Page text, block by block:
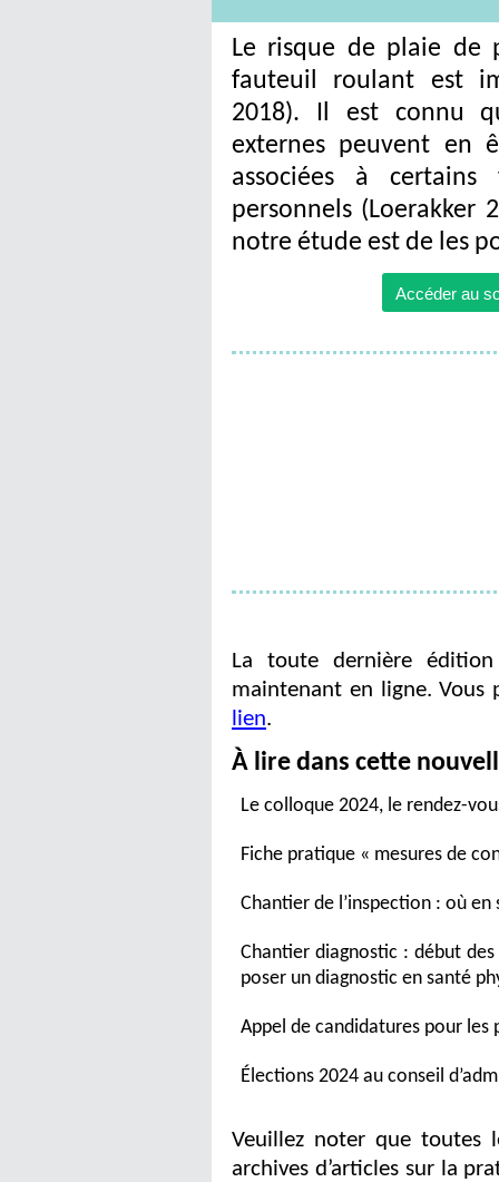
Le risque de plaie de
fauteuil roulant est
2018). Il est connu
externes peuvent en
associées à
personnels (Loerakker
notre étude est de les
Accéder au
La toute dernière
maintenant en ligne. Vous
lien.
À lire dans cette
Le colloque 2024, le rendez-
Fiche pratique « mesures de
Chantier de l’inspection : où en
Chantier diagnostic : début
poser un diagnostic en santé
Appel de candidatures pour les
Élections 2024 au conseil
Veuillez noter que toutes
archives d’articles sur la